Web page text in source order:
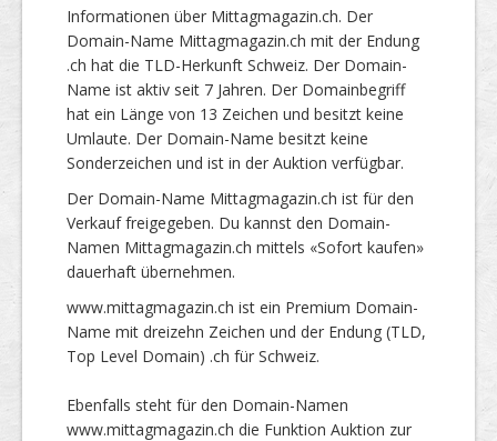
Informationen über Mittagmagazin.ch. Der
Domain-Name Mittagmagazin.ch mit der Endung
.ch hat die TLD-Herkunft Schweiz. Der Domain-
Name ist aktiv seit 7 Jahren. Der Domainbegriff
hat ein Länge von 13 Zeichen und besitzt keine
Umlaute. Der Domain-Name besitzt keine
Sonderzeichen und ist in der Auktion verfügbar.
Der Domain-Name Mittagmagazin.ch ist für den
Verkauf freigegeben. Du kannst den Domain-
Namen Mittagmagazin.ch mittels «Sofort kaufen»
dauerhaft übernehmen.
www.mittagmagazin.ch ist ein Premium Domain-
Name mit dreizehn Zeichen und der Endung (TLD,
Top Level Domain) .ch für Schweiz.
Ebenfalls steht für den Domain-Namen
www.mittagmagazin.ch die Funktion Auktion zur